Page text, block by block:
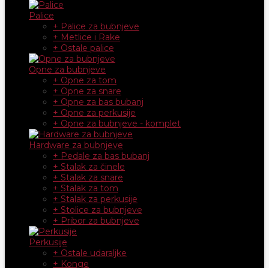
Palice
+ Palice za bubnjeve
+ Metlice i Rake
+ Ostale palice
Opne za bubnjeve
+ Opne za tom
+ Opne za snare
+ Opne za bas bubanj
+ Opne za perkusije
+ Opne za bubnjeve - komplet
Hardware za bubnjeve
+ Pedale za bas bubanj
+ Stalak za činele
+ Stalak za snare
+ Stalak za tom
+ Stalak za perkusije
+ Stolice za bubnjeve
+ Pribor za bubnjeve
Perkusije
+ Ostale udaraljke
+ Konge